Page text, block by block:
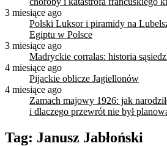
3 miesiące ago
Polski Luksor i piramidy na
Egiptu w Polsce
3 miesiące ago
Madryckie corralas: historia
4 miesiące ago
Pijackie oblicze Jagiellonów
4 miesiące ago
Zamach majowy 1926: jak
i dlaczego przewrót nie był
Tag: Janusz Jabłoński